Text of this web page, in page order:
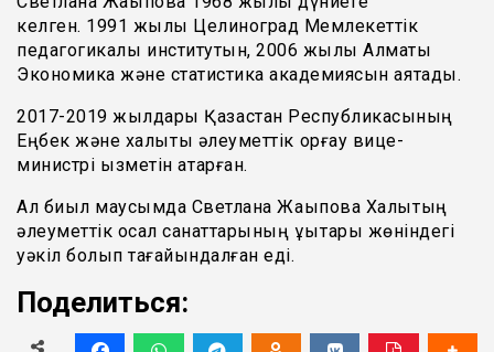
келген. 1991 жылы Целиноград Мемлекеттік
педагогикалық институтын, 2006 жылы Алматы
Экономика және статистика академиясын аяқтады.
2017-2019 жылдары Қазақстан Республикасының
Еңбек және халықты әлеуметтік қорғау вице-
министрі қызметін атқарған.
Ал биыл маусымда Светлана Жақыпова Халықтың
әлеуметтік осал санаттарының құқықтары жөніндегі
уәкіл болып тағайындалған еді.
Поделиться: